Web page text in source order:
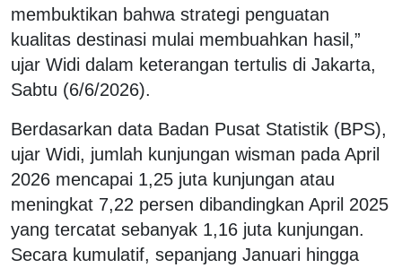
membuktikan bahwa strategi penguatan
kualitas destinasi mulai membuahkan hasil,”
ujar Widi dalam keterangan tertulis di Jakarta,
Sabtu (6/6/2026).
Berdasarkan data Badan Pusat Statistik (BPS),
ujar Widi, jumlah kunjungan wisman pada April
2026 mencapai 1,25 juta kunjungan atau
meningkat 7,22 persen dibandingkan April 2025
yang tercatat sebanyak 1,16 juta kunjungan.
Secara kumulatif, sepanjang Januari hingga